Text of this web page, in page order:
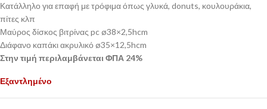
Κατάλληλο για επαφή με τρόφιμα όπως γλυκά, donuts, κουλουράκια,
πίτες κλπ
Μαύρος δίσκος βιτρίνας pc ø38×2,5hcm
Διάφανο καπάκι ακρυλικό ø35×12,5hcm
Στην τιμή περιλαμβάνεται ΦΠΑ 24%
Εξαντλημένο